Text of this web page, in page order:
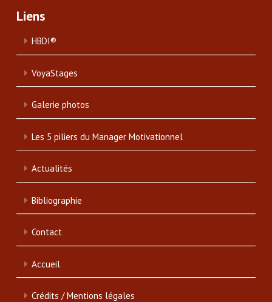
Liens
HBDI®
VoyaStages
Galerie photos
Les 5 piliers du Manager Motivationnel
Actualités
Bibliographie
Contact
Accueil
Crédits / Mentions légales